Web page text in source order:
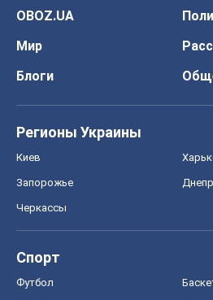
OBOZ.UA
Мир
Блоги
Регионы Украины
Киев
Запорожье Днепр
Черкассы
Спорт
Футбол